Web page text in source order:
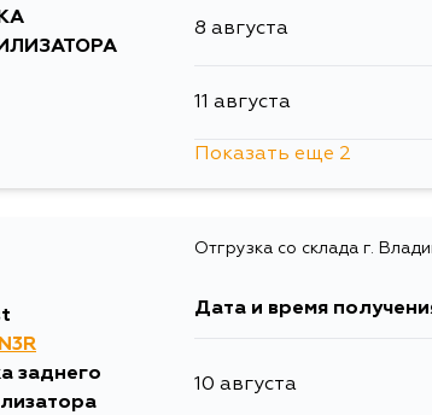
8 августа
11 августа
5 сентября
Показать еще 2
заднего
Отгрузка со склада г.
Дата и время
10 августа